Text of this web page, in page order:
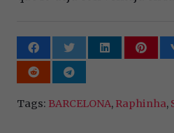
Tags: BARCELONA, Raphinha,